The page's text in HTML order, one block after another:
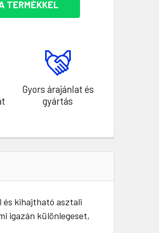
TERMÉKKEL
Gyors árajánlat és
gyártás
és kihajtható asztali
igazán különlegeset,